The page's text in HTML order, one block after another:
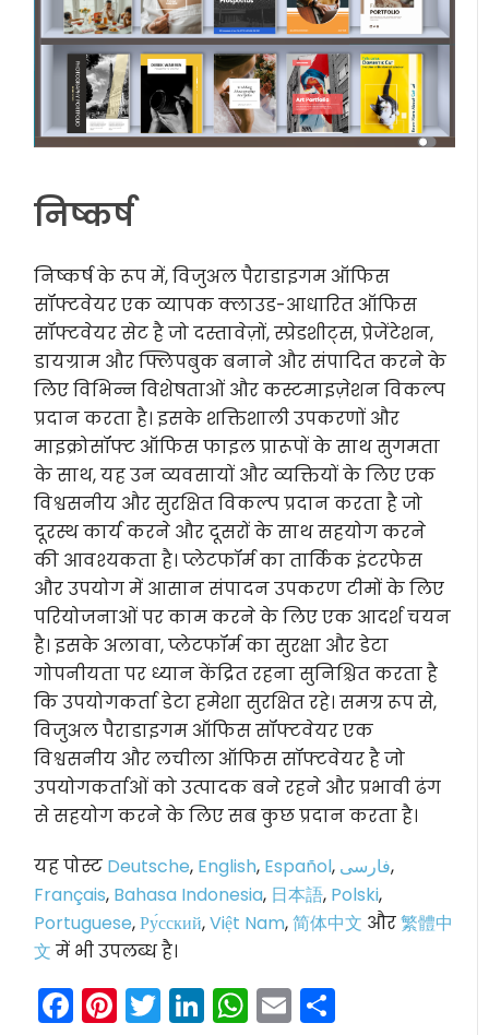
निष्कर्ष
निष्कर्ष के रूप में, विजुअल पैराडाइगम ऑफिस
सॉफ्टवेयर एक व्यापक क्लाउड-आधारित ऑफिस
सॉफ्टवेयर सेट है जो दस्तावेज़ों, स्प्रेडशीट्स, प्रेजेंटेशन,
डायग्राम और फ्लिपबुक बनाने और संपादित करने के
लिए विभिन्न विशेषताओं और कस्टमाइज़ेशन विकल्प
प्रदान करता है। इसके शक्तिशाली उपकरणों और
माइक्रोसॉफ्ट ऑफिस फाइल प्रारूपों के साथ सुगमता
के साथ, यह उन व्यवसायों और व्यक्तियों के लिए एक
विश्वसनीय और सुरक्षित विकल्प प्रदान करता है जो
दूरस्थ कार्य करने और दूसरों के साथ सहयोग करने
की आवश्यकता है। प्लेटफॉर्म का तार्किक इंटरफेस
और उपयोग में आसान संपादन उपकरण टीमों के लिए
परियोजनाओं पर काम करने के लिए एक आदर्श चयन
है। इसके अलावा, प्लेटफॉर्म का सुरक्षा और डेटा
गोपनीयता पर ध्यान केंद्रित रहना सुनिश्चित करता है
कि उपयोगकर्ता डेटा हमेशा सुरक्षित रहे। समग्र रूप से,
विजुअल पैराडाइगम ऑफिस सॉफ्टवेयर एक
विश्वसनीय और लचीला ऑफिस सॉफ्टवेयर है जो
उपयोगकर्ताओं को उत्पादक बने रहने और प्रभावी ढंग
से सहयोग करने के लिए सब कुछ प्रदान करता है।
यह पोस्ट Deutsche, English, Español, فارسی,
Français, Bahasa Indonesia, 日本語, Polski,
Portuguese,Ру́сский,Việt Nam,简体中文 और繁體中
文 में भी उपलब्ध है।
Facebook
Pinterest
Twitter
LinkedIn
WhatsApp
Email